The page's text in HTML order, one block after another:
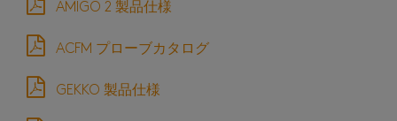
MFL）装置
装置（ACFM）
AMIGO 2 製品仕様
ACFM プローブカタログ
GEKKO 製品仕様